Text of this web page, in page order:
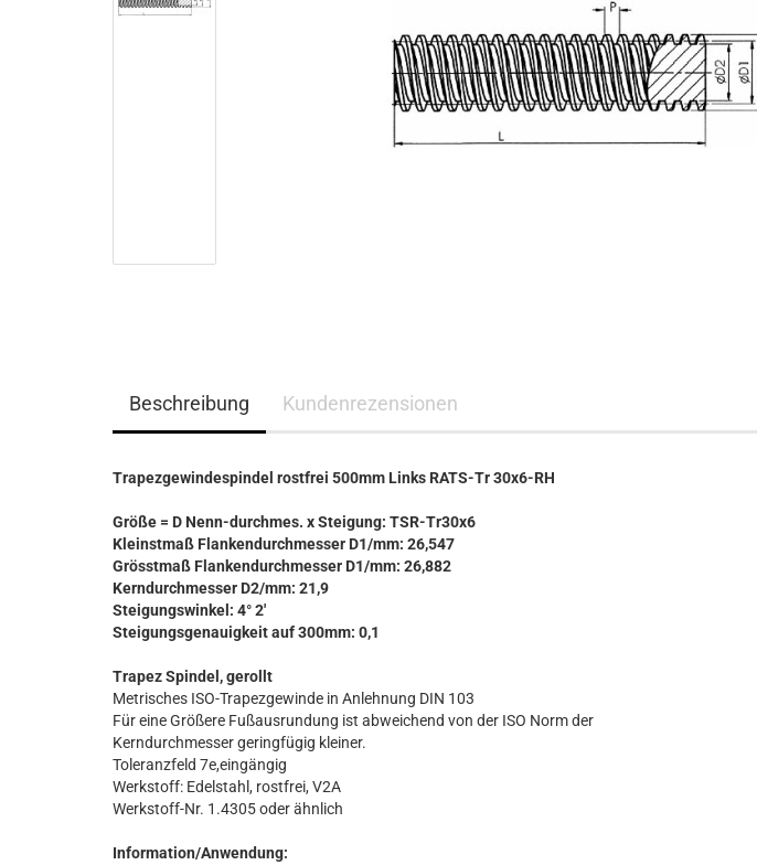
Beschreibung Kundenrezensionen
Trapezgewindespindel rostfrei 500mm Links RATS-Tr 30x6-RH
Größe = D Nenn-durchmes. x Steigung: TSR-Tr30x6
Kleinstmaß Flankendurchmesser D1/mm: 26,547
Grösstmaß Flankendurchmesser D1/mm: 26,882
Kerndurchmesser D2/mm: 21,9
Steigungswinkel: 4° 2'
Steigungsgenauigkeit auf 300mm: 0,1
Trapez Spindel, gerollt
Metrisches ISO-Trapezgewinde in Anlehnung DIN 103
Für eine Größere Fußausrundung ist abweichend von der ISO Norm der
Kerndurchmesser geringfügig kleiner.
Toleranzfeld 7e,eingängig
Werkstoff: Edelstahl, rostfrei, V2A
Werkstoff-Nr. 1.4305 oder ähnlich
Information/Anwendung: